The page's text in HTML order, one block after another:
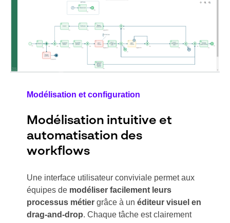
Modélisation et configuration
Modélisation intuitive et
automatisation des
workflows
Une interface utilisateur conviviale permet aux
équipes de modéliser facilement leurs
processus métier grâce à un éditeur visuel en
drag-and-drop. Chaque tâche est clairement